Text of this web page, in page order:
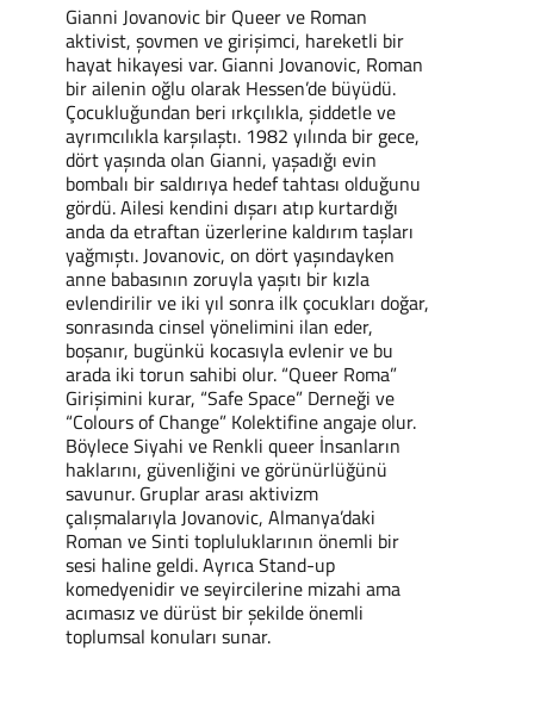
Gianni Jovanovic bir Queer ve Roman
aktivist, şovmen ve girişimci, hareketli bir
hayat hikayesi var. Gianni Jovanovic, Roman
bir ailenin oğlu olarak Hessen’de büyüdü.
Çocukluğundan beri ırkçılıkla, şiddetle ve
ayrımcılıkla karşılaştı. 1982 yılında bir gece,
dört yaşında olan Gianni, yaşadığı evin
bombalı bir saldırıya hedef tahtası olduğunu
gördü. Ailesi kendini dışarı atıp kurtardığı
anda da etraftan üzerlerine kaldırım taşları
yağmıştı. Jovanovic, on dört yaşındayken
anne babasının zoruyla yaşıtı bir kızla
evlendirilir ve iki yıl sonra ilk çocukları doğar,
sonrasında cinsel yönelimini ilan eder,
boşanır, bugünkü kocasıyla evlenir ve bu
arada iki torun sahibi olur. “Queer Roma”
Girişimini kurar, “Safe Space” Derneği ve
“Colours of Change” Kolektifine angaje olur.
Böylece Siyahi ve Renkli queer İnsanların
haklarını, güvenliğini ve görünürlüğünü
savunur. Gruplar arası aktivizm
çalışmalarıyla Jovanovic, Almanya’daki
Roman ve Sinti topluluklarının önemli bir
sesi haline geldi. Ayrıca Stand-up
komedyenidir ve seyircilerine mizahi ama
acımasız ve dürüst bir şekilde önemli
toplumsal konuları sunar.